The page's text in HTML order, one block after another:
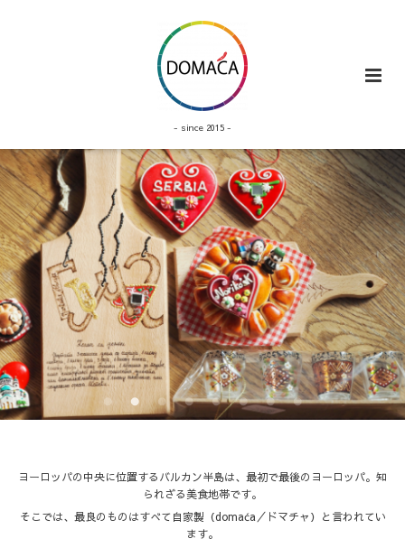
- since 2015 -
ヨーロッパの中央に位置するバルカン半島は、最初で最後のヨーロッパ。知
られざる美食地帯です。
そこでは、最良のものはすべて自家製（domaća／ドマチャ）と言われてい
ます。